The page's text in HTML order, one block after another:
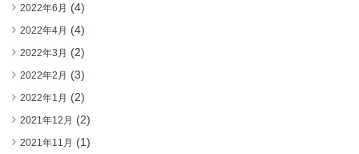
2022年6月 (4)
2022年4月 (4)
2022年3月 (2)
2022年2月 (3)
2022年1月 (2)
2021年12月 (2)
2021年11月 (1)